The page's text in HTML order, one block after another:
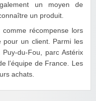
un moyen de
un produit.
comme récompense lors
pour un client. Parmi les
du-Fou, parc Astérix
l’équipe de France. Les
achats.